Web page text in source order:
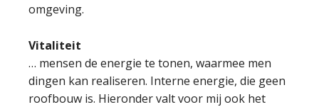
omgeving.
Vitaliteit
… mensen de energie te tonen, waarmee men
dingen kan realiseren. Interne energie, die geen
roofbouw is. Hieronder valt voor mij ook het